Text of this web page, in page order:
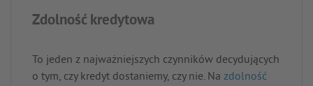
Zdolność kredytowa
To jeden z najważniejszych czynników decydujących
o tym, czy kredyt dostaniemy, czy nie. Na zdolność